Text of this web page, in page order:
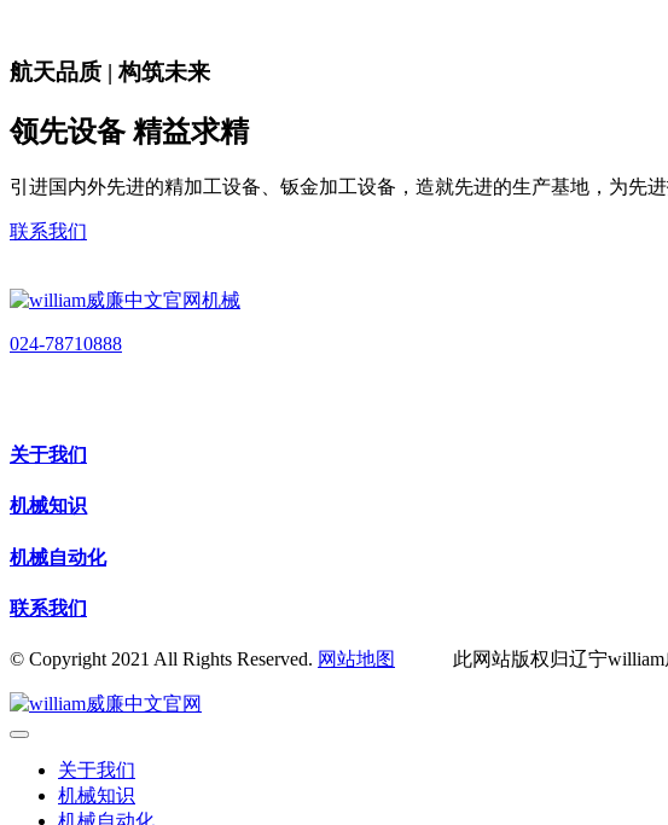
航天品质 | 构筑未来
领先设备 精益求精
引进国内外先进的精加工设备、钣金加工设备，造就先进的生产基地，为先
联系我们
024-78710888
关于我们
机械知识
机械自动化
联系我们
© Copyright 2021 All Rights Reserved. 网站地图 此网站版权归辽宁william威
关于我们
机械知识
机械自动化